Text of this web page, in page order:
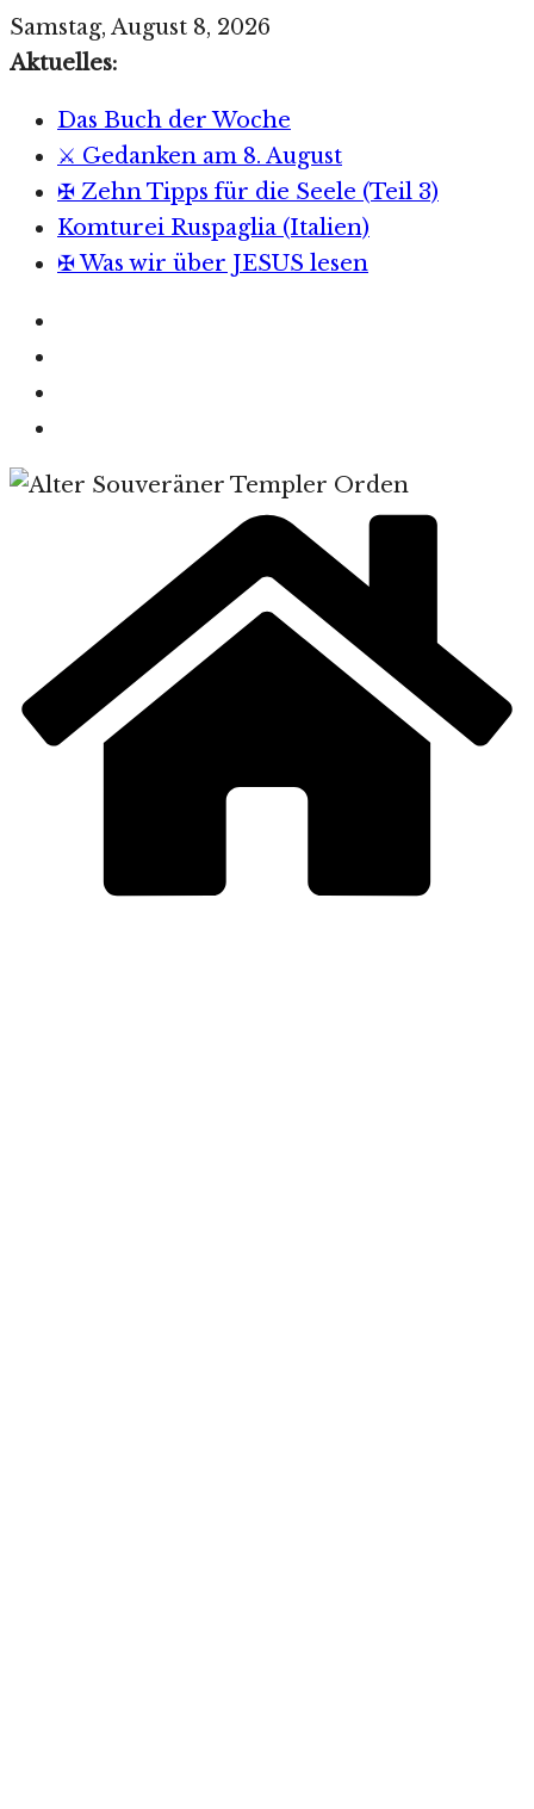
Zum
Inhalt
Samstag, August 8, 2026
Aktuelles:
Das Buch der Woche
⚔️ Gedanken am 8. August
✠ Zehn Tipps für die Seele (Teil 3)
Komturei Ruspaglia (Italien)
✠ Was wir über JESUS lesen